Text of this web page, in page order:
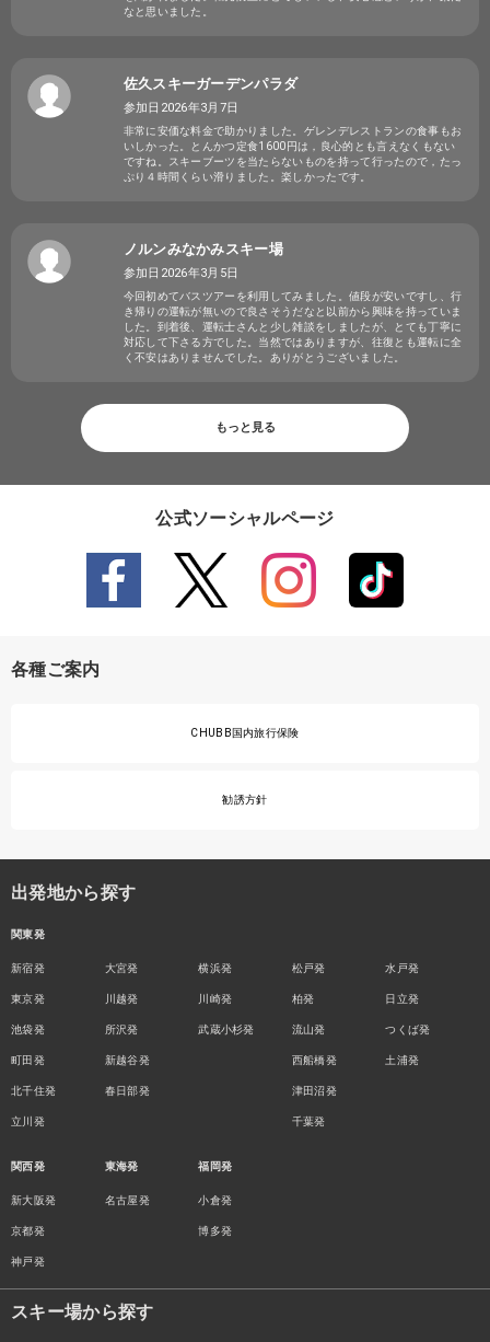
なと思いました。
佐久スキーガーデンパラダ
参加日2026年3月7日
非常に安価な料金で助かりました。ゲレンデレストランの食事もお
いしかった。とんかつ定食1600円は，良心的とも言えなくもない
ですね。スキーブーツを当たらないものを持って行ったので，たっ
ぷり４時間くらい滑りました。楽しかったです。
ノルンみなかみスキー場
参加日2026年3月5日
今回初めてバスツアーを利用してみました。値段が安いですし、行
き帰りの運転が無いので良さそうだなと以前から興味を持っていま
した。到着後、運転士さんと少し雑談をしましたが、とても丁寧に
対応して下さる方でした。当然ではありますが、往復とも運転に全
く不安はありませんでした。ありがとうございました。
もっと見る
公式ソーシャルページ
各種ご案内
CHUBB国内旅行保険
勧誘方針
出発地から探す
関東発
新宿発
東京発
池袋発
町田発
北千住発
立川発
大宮発
川越発
所沢発
新越谷発
春日部発
横浜発
川崎発
武蔵小杉発
松戸発
柏発
流山発
西船橋発
津田沼発
千葉発
水戸発
日立発
つくば発
土浦発
関西発
新大阪発
京都発
神戸発
東海発
名古屋発
福岡発
小倉発
博多発
スキー場から探す